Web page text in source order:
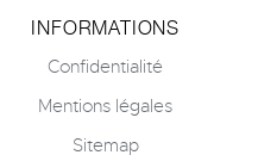
INFORMATIONS
Confidentialité
Mentions légales
Sitemap